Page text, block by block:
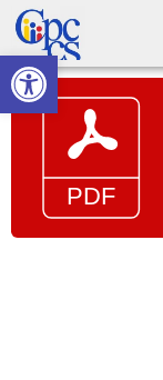
Abrir barra de
Skip
to
primary
navigation
Skip
to
main
content
Skip
to
primary
sidebar
Skip
to
footer
Consejo
de
Ciudadana
Construyendo
Poder